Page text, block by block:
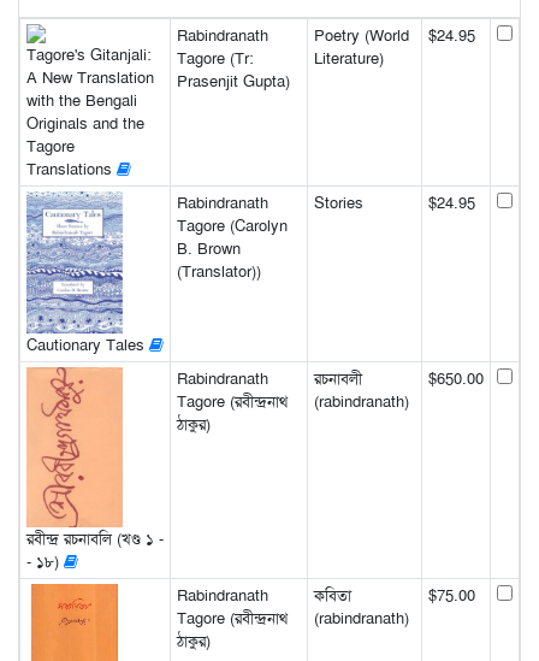
Tagore's Gitanjali:
A New Translation
with the Bengali
Originals and the
Tagore
Translations
Rabindranath
Tagore (Tr:
Prasenjit Gupta)
Poetry (World
Literature)
$24.95
Cautionary Tales
Rabindranath
Tagore (Carolyn
B. Brown
(Translator))
Stories $24.95
রবীন্দ্র রচনাবলি (খণ্ড ১ -
- ১৮)
Rabindranath
Tagore (রবীন্দ্রনাথ
ঠাকুর)
রচনাবলী
(rabindranath)
$650.00
Rabindranath
Tagore (রবীন্দ্রনাথ
ঠাকুর)
কবিতা
(rabindranath)
$75.00